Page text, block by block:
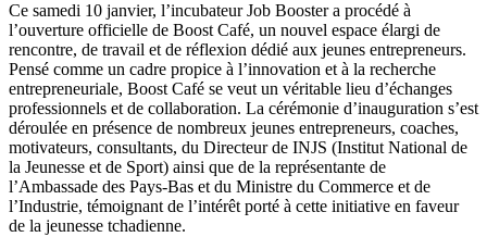
Ce samedi 10 janvier, l’incubateur Job Booster a procédé à
l’ouverture officielle de Boost Café, un nouvel espace élargi de
rencontre, de travail et de réflexion dédié aux jeunes entrepreneurs.
Pensé comme un cadre propice à l’innovation et à la recherche
entrepreneuriale, Boost Café se veut un véritable lieu d’échanges
professionnels et de collaboration. La cérémonie d’inauguration s’est
déroulée en présence de nombreux jeunes entrepreneurs, coaches,
motivateurs, consultants, du Directeur de INJS (Institut National de
la Jeunesse et de Sport) ainsi que de la représentante de
l’Ambassade des Pays-Bas et du Ministre du Commerce et de
l’Industrie, témoignant de l’intérêt porté à cette initiative en faveur
de la jeunesse tchadienne.